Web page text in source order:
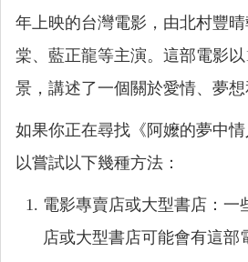
年上映的台灣電影，由北村豐
棠、藍正龍等主演。這部電影
景，講述了一個關於愛情、夢想
如果你正在尋找《阿嬤的夢中
以嘗試以下幾種方法：
電影專賣店或大型書店：一
店或大型書店可能會有這部